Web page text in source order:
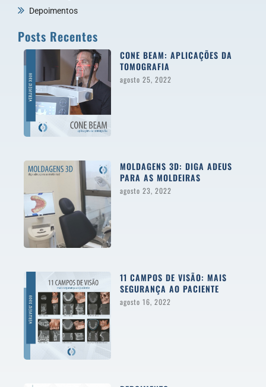
Depoimentos
Posts Recentes
CONE BEAM: APLICAÇÕES DA
TOMOGRAFIA
agosto 25, 2022
MOLDAGENS 3D: DIGA ADEUS
PARA AS MOLDEIRAS
agosto 23, 2022
11 CAMPOS DE VISÃO: MAIS
SEGURANÇA AO PACIENTE
agosto 16, 2022